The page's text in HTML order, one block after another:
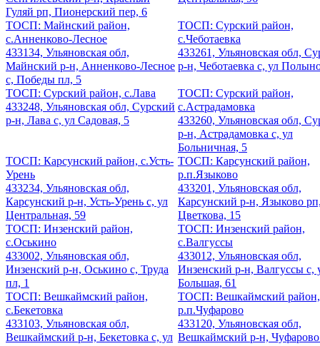
Гуляй рп, Пионерский пер, 6
ТОСП: Майнский район,
с.Анненково-Лесное
433134, Ульяновская обл,
Майнский р-н, Анненково-Лесное
с, Победы пл, 5
ТОСП: Сурский район,
с.Чеботаевка
433261, Ульяновская обл,
р-н, Чеботаевка с, ул
ТОСП: Сурский район, с.Лава
433248, Ульяновская обл, Сурский
р-н, Лава с, ул Садовая, 5
ТОСП: Сурский район,
с.Астрадамовка
433260, Ульяновская обл,
р-н, Астрадамовка с, ул
Больничная, 5
ТОСП: Карсунский район, с.Усть-
Урень
433234, Ульяновская обл,
Карсунский р-н, Усть-Урень с, ул
Центральная, 59
ТОСП: Карсунский район,
р.п.Языково
433201, Ульяновская обл,
Карсунский р-н, Языково
Цветкова, 15
ТОСП: Инзенский район,
с.Оськино
433002, Ульяновская обл,
Инзенский р-н, Оськино с, Труда
пл, 1
ТОСП: Инзенский район,
с.Валгуссы
433012, Ульяновская обл,
Инзенский р-н, Валгуссы с,
Большая, 61
ТОСП: Вешкаймский район,
с.Бекетовка
433103, Ульяновская обл,
Вешкаймский р-н, Бекетовка с, ул
ТОСП: Вешкаймский район,
р.п.Чуфарово
433120, Ульяновская обл,
Вешкаймский р-н,